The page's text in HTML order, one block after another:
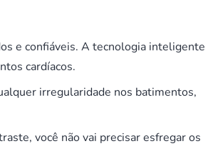
e confiáveis. A tecnologia inteligente
cardíacos.
irregularidade nos batimentos,
você não vai precisar esfregar os